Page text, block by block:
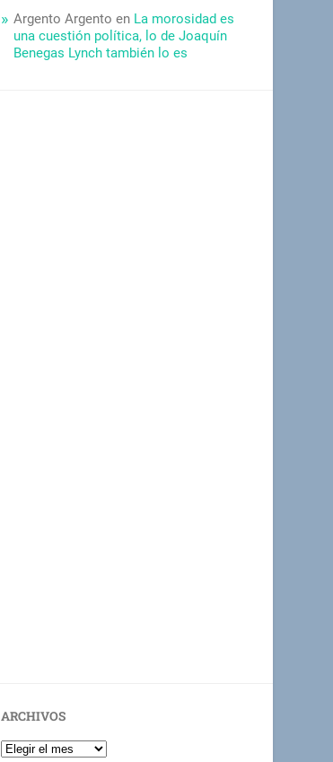
Argento Argento en La morosidad es
una cuestión política, lo de Joaquín
Benegas Lynch también lo es
ARCHIVOS